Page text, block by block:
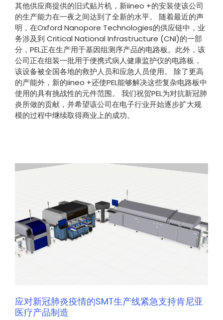
其他供应商提供的旧式贴片机，新iineo +的安装使该公司
的生产能力在一夜之间达到了全新的水平。 随着最近的声
明，在Oxford Nanopore Technologies的供应链中，业
务涉及到 Critical National Infrastructure (CNI)的一部
分，PEL正在生产用于基因组测序产品的电路板。此外，该
公司正在组装一批用于便携式病人健康监护仪的电路板，
该设备被全国各地的救护人员和应急人员使用。 除了更高
的产能外，新的iineo +还使PEL能够解决这些复杂电路板中
使用的具有挑战性的元件范围。 我们祝贺PEL为对抗新冠肺
炎所做的贡献，并希望该公司在电子行业开始逐步扩大规
模的过程中继续取得商业上的成功。
应对新冠肺炎疫情的SMT生产线紧急支持肯尼亚
医疗产品制造